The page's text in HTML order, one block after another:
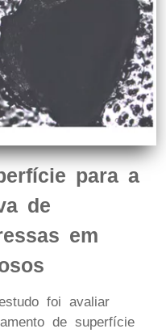
para a
de
em
foi avaliar
de superfície